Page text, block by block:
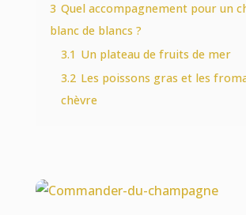
3 Quel accompagnement pour un
blanc de blancs ?
3.1 Un plateau de fruits de mer
3.2 Les poissons gras et les
chèvre